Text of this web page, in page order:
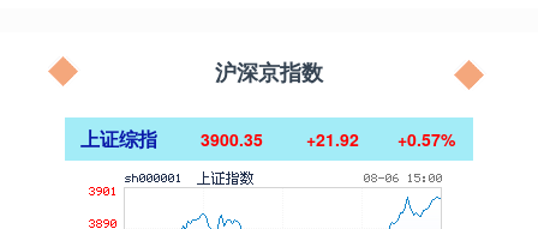
沪深京指数
上证综指 3900.35 +21.92 +0.57%